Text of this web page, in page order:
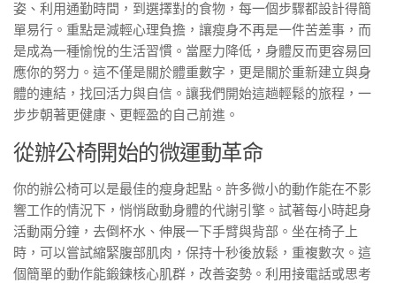
姿、利用通勤時間，到選擇對的食物，每一個步驟都設計得簡
單易行。重點是減輕心理負擔，讓瘦身不再是一件苦差事，而
是成為一種愉悅的生活習慣。當壓力降低，身體反而更容易回
應你的努力。這不僅是關於體重數字，更是關於重新建立與身
體的連結，找回活力與自信。讓我們開始這趟輕鬆的旅程，一
步步朝著更健康、更輕盈的自己前進。
從辦公椅開始的微運動革命
你的辦公椅可以是最佳的瘦身起點。許多微小的動作能在不影
響工作的情況下，悄悄啟動身體的代謝引擎。試著每小時起身
活動兩分鐘，去倒杯水、伸展一下手臂與背部。坐在椅子上
時，可以嘗試縮緊腹部肌肉，保持十秒後放鬆，重複數次。這
個簡單的動作能鍛鍊核心肌群，改善姿勢。利用接電話或思考